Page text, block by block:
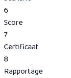
6
Score
7
Certificaat
8
Rapportage